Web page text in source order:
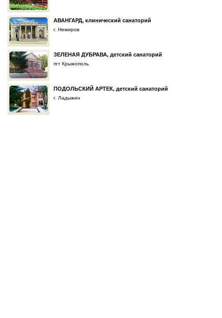
АВАНГАРД, клинический санаторий
г. Немиров
ЗЕЛЕНАЯ ДУБРАВА, детский санаторий
пгт Крыжополь
ПОДОЛЬСКИЙ АРТЕК, детский санаторий
г. Ладыжин